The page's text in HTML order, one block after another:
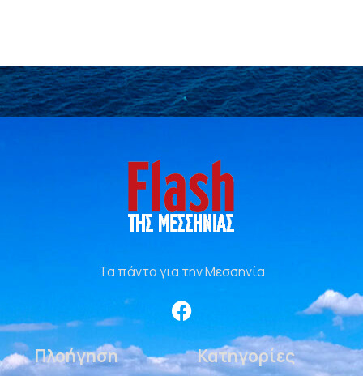
Τα πάντα για την Μεσσηνία
Πλοήγηση Κατηγορίες